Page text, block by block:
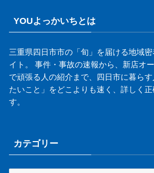
YOUよっかいちとは
三重県四日市市の「旬」を届ける地域
イト。 事件・事故の速報から、新店オ
で頑張る人の紹介まで、四日市に暮らす
たいこと」をどこよりも速く、詳しく正
す。
カテゴリー